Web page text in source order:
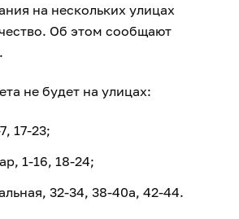
на нескольких улицах
Об этом сообщают
не будет на улицах:
17-23;
1-16, 18-24;
32-34, 38-40а, 42-44.